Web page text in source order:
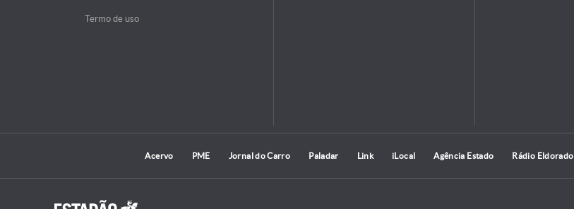
Termo de uso
Acervo PME Jornal do Carro Paladar Link iLocal Agência Estado Rádio Eldorado